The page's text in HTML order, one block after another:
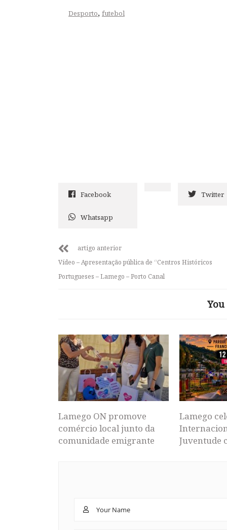
Desporto, futebol
Facebook Twitter
Whatsapp
artigo anterior
Vídeo – Apresentação pública de “Centros Históricos
Portugueses – Lamego – Porto Canal
Lamego ON promove
comércio local junto da
comunidade emigrante
Lamego
Juventude